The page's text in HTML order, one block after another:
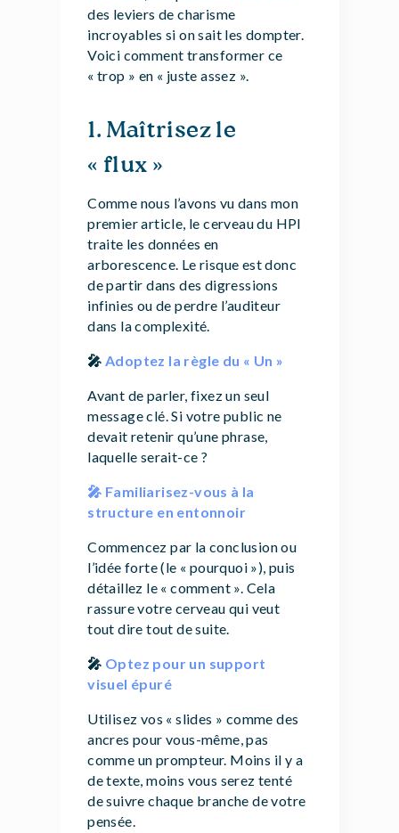
des leviers de charisme
incroyables si on sait les dompter.
Voici comment transformer ce
« trop » en « juste assez ».
1. Maîtrisez le
« flux »
Comme nous l’avons vu dans mon
premier article, le cerveau du HPI
traite les données en
arborescence. Le risque est donc
de partir dans des digressions
infinies ou de perdre l’auditeur
dans la complexité.
🎤Adoptez la règle du « Un »
Avant de parler, fixezun seul
message clé. Si votre public ne
devait retenir qu’une phrase,
laquelle serait-ce ?
🎤 Familiarisez-vous à la
structure en entonnoir
Commencez par la conclusion ou
l’idée forte (le « pourquoi »), puis
détaillez le « comment ». Cela
rassure votre cerveau qui veut
tout dire tout de suite.
🎤 Optez pour un support
visuel épuré
Utilisez vos « slides » comme des
ancres pour vous-même, pas
comme un prompteur. Moins il y a
de texte, moins vous serez tenté
de suivre chaque branche de votre
pensée.